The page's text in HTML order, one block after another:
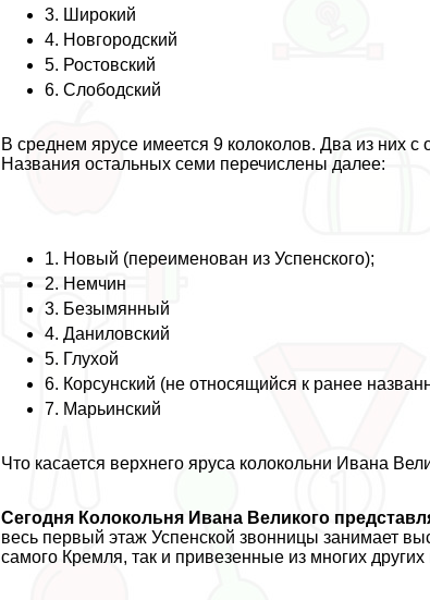
3. Широкий
4. Новгородский
5. Ростовский
6. Слободский
В среднем ярусе имеется 9 колоколов. Два из них
Названия остальных семи перечислены далее:
1. Новый (переименован из Успенского);
2. Немчин
3. Безымянный
4. Даниловский
5. Глухой
6. Корсунский (не относящийся к ранее
7. Марьинский
Что касается верхнего яруса колокольни Ивана
Сегодня Колокольня Ивана Великого
весь первый этаж Успенской звонницы занимает
самого Кремля, так и привезенные из многих